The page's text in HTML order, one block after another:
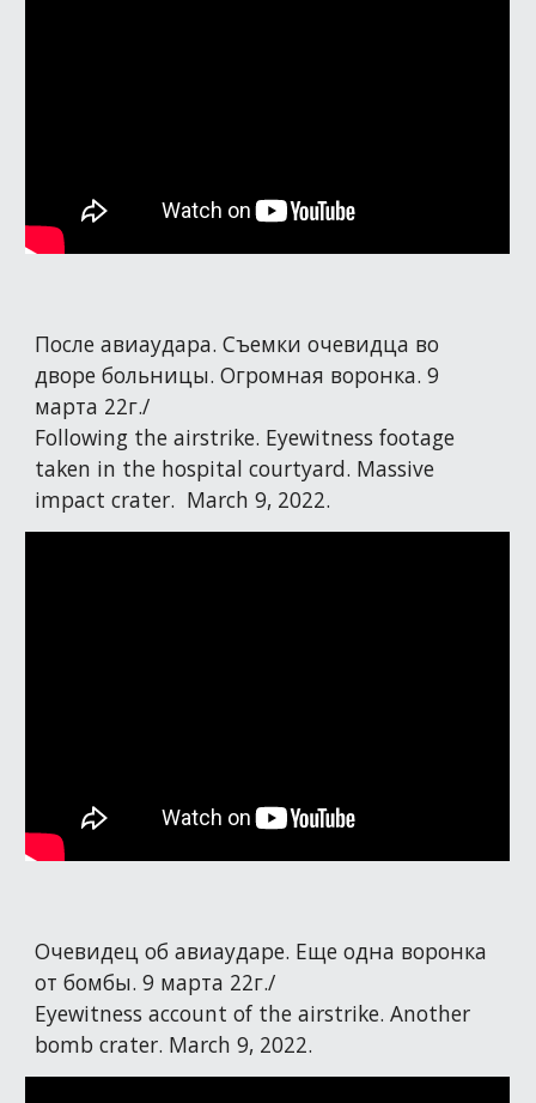
После авиаудара. Съемки очевидца во
дворе больницы. Огромная воронка. 9
марта 22г./
Following the airstrike. Eyewitness footage
taken in the hospital courtyard. Massive
impact crater. March 9, 2022.
Очевидец об авиаударе. Еще одна воронка
от бомбы. 9 марта 22г./
Eyewitness account of the airstrike. Another
bomb crater. March 9, 2022.